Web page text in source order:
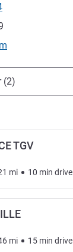
(2)
TGV
mi 10 min drive
mi 15 min drive